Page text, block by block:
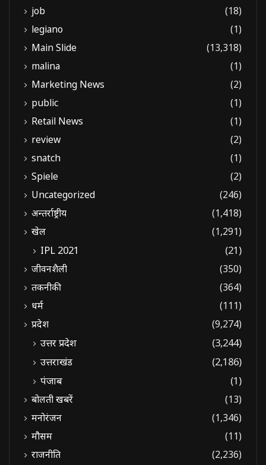
job
(18)
legiano
(1)
Main Slide
(13,318)
malina
(1)
Marketing News
(2)
public
(1)
Retail News
(1)
review
(2)
snatch
(1)
Spiele
(2)
Uncategorized
(246)
अन्तर्राष्ट्रीय
(1,418)
खेल
(1,291)
IPL 2021 (21)
जीवनशैली
(350)
तकनीकी
(364)
धर्म
(111)
प्रदेश
(9,274)
उत्तर प्रदेश
(3,244)
उत्तराखंड
(2,186)
पंजाब
(1)
बोलती खबरें
(13)
मनोरंजन
(1,346)
मौसम
(11)
राजनीति
(2,236)